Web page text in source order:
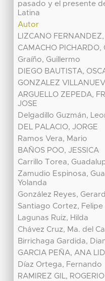
pasado y el presente
Latina
Autor
LIZCANO FERNANDEZ,
CAMACHO PICHARDO,
Graíño, Guillermo
DIEGO BAUTISTA,
GONZALEZ
ARGUELLO ZEPEDA,
JOSE
Delgadillo Guzmán,
DEL PALACIO, JORGE
Ramos Vera, Mario
BAÑOS POO, JESSICA
Carrillo Torea,
Zamudio Espinosa,
Yolanda
González Reyes,
Santiago Cortez, Felipe
Lagunas Ruiz, Hilda
Chávez Cruz, Ma. del
Birrichaga Gardida,
GARCIA PEÑA, ANA
Díaz Ortega, Fernando
RAMIREZ GIL, ROGERIO